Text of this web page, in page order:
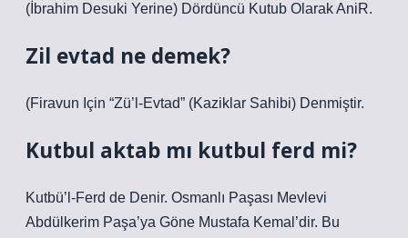
(İbrahim Desuki Yerine) Dördüncü Kutub Olarak AniR.
Zil evtad ne demek?
(Firavun Için “Zü’l-Evtad” (Kaziklar Sahibi) Denmiştir.
Kutbul aktab mı kutbul ferd mi?
Kutbü’l-Ferd de Denir. Osmanlı Paşası Mevlevi
Abdülkerim Paşa’ya Göne Mustafa Kemal’dir. Bu